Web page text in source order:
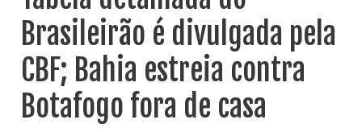
Brasileirão é divulgada pela
CBF; Bahia estreia contra
Botafogo fora de casa